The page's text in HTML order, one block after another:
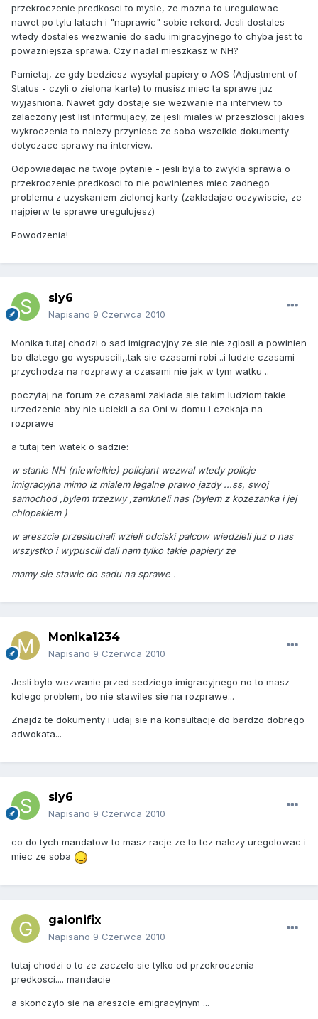
przekroczenie predkosci to mysle, ze mozna to uregulowac
nawet po tylu latach i "naprawic" sobie rekord. Jesli dostales
wtedy dostales wezwanie do sadu imigracyjnego to chyba jest to
powazniejsza sprawa. Czy nadal mieszkasz w NH?
Pamietaj, ze gdy bedziesz wysylal papiery o AOS (Adjustment of
Status - czyli o zielona karte) to musisz miec ta sprawe juz
wyjasniona. Nawet gdy dostaje sie wezwanie na interview to
zalaczony jest list informujacy, ze jesli miales w przeszlosci jakies
wykroczenia to nalezy przyniesc ze soba wszelkie dokumenty
dotyczace sprawy na interview.
Odpowiadajac na twoje pytanie - jesli byla to zwykla sprawa o
przekroczenie predkosci to nie powinienes miec zadnego
problemu z uzyskaniem zielonej karty (zakladajac oczywiscie, ze
najpierw te sprawe uregulujesz)
Powodzenia!
sly6
Napisano 9 Czerwca 2010
Monika tutaj chodzi o sad imigracyjny ze sie nie zglosil a powinien
bo dlatego go wyspuscili,,tak sie czasami robi ..i ludzie czasami
przychodza na rozprawy a czasami nie jak w tym watku ..
poczytaj na forum ze czasami zaklada sie takim ludziom takie
urzedzenie aby nie uciekli a sa Oni w domu i czekaja na
rozprawe
a tutaj ten watek o sadzie:
w stanie NH (niewielkie) policjant wezwal wtedy policje
imigracyjna mimo iz mialem legalne prawo jazdy ...ss, swoj
samochod ,bylem trzezwy ,zamkneli nas (bylem z kozezanka i jej
chlopakiem )
w areszcie przesluchali wzieli odciski palcow wiedzieli juz o nas
wszystko i wypuscili dali nam tylko takie papiery ze
mamy sie stawic do sadu na sprawe .
Monika1234
Napisano 9 Czerwca 2010
Jesli bylo wezwanie przed sedziego imigracyjnego no to masz
kolego problem, bo nie stawiles sie na rozprawe...
Znajdz te dokumenty i udaj sie na konsultacje do bardzo dobrego
adwokata...
sly6
Napisano 9 Czerwca 2010
co do tych mandatow to masz racje ze to tez nalezy uregolowac i
miec ze soba
galonifix
Napisano 9 Czerwca 2010
tutaj chodzi o to ze zaczelo sie tylko od przekroczenia
predkosci.... mandacie
a skonczylo sie na areszcie emigracyjnym ...